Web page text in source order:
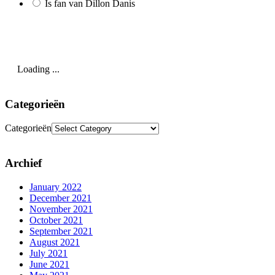
Is fan van Dillon Danis
Loading ...
Categorieën
Categorieën
Archief
January 2022
December 2021
November 2021
October 2021
September 2021
August 2021
July 2021
June 2021